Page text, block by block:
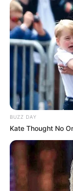
BUZZ DAY
Kate Thought No